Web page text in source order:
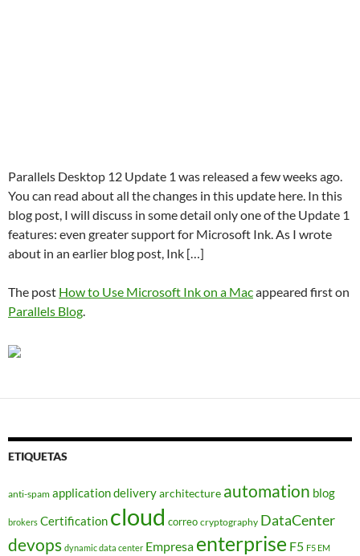
Parallels Desktop 12 Update 1 was released a few weeks ago.
You can read about all the changes in this update here. In this
blog post, I will discuss in some detail only one of the Update 1
features: even greater support for Microsoft Ink. As I wrote
about in an earlier blog post, Ink […]
The post How to Use Microsoft Ink on a Macappeared first on
Parallels Blog.
ETIQUETAS
anti-spam application deliveryarchitecture automation blog
brokers Certification cloud correo cryptography DataCenter
devops dynamic data center Empresa enterprise F5 F5 EM